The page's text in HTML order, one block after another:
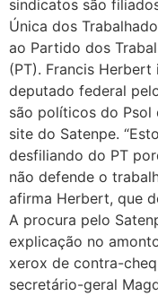
sindicatos são
Única dos
ao Partido dos
(PT). Francis
deputado federal
são políticos do Psol
site do Satenpe.
desfiliando do PT
não defende o
afirma Herbert, que
A procura pelo
explicação no
xerox de contra-
secretário-geral